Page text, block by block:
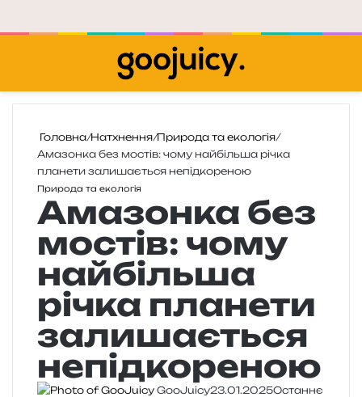
Головна/Натхнення/Природа та екологія/
Амазонка без мостів: чому найбільша річка
планети залишається непідкореною
Природа та екологія
Амазонка без
мостів: чому
найбільша
річка планети
залишається
непідкореною
GooJuicy23.01.2025Останнє